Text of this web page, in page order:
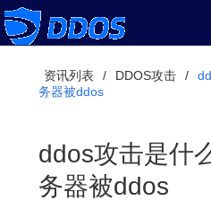
资讯列表 / DDOS攻击 /
务器被ddos
ddos攻击是什
务器被ddos